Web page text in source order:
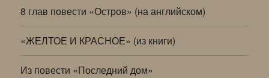
8 глав повести «Остров» (на английском)
«ЖЕЛТОЕ И КРАСНОЕ» (из книги)
Из повести «Последний дом»